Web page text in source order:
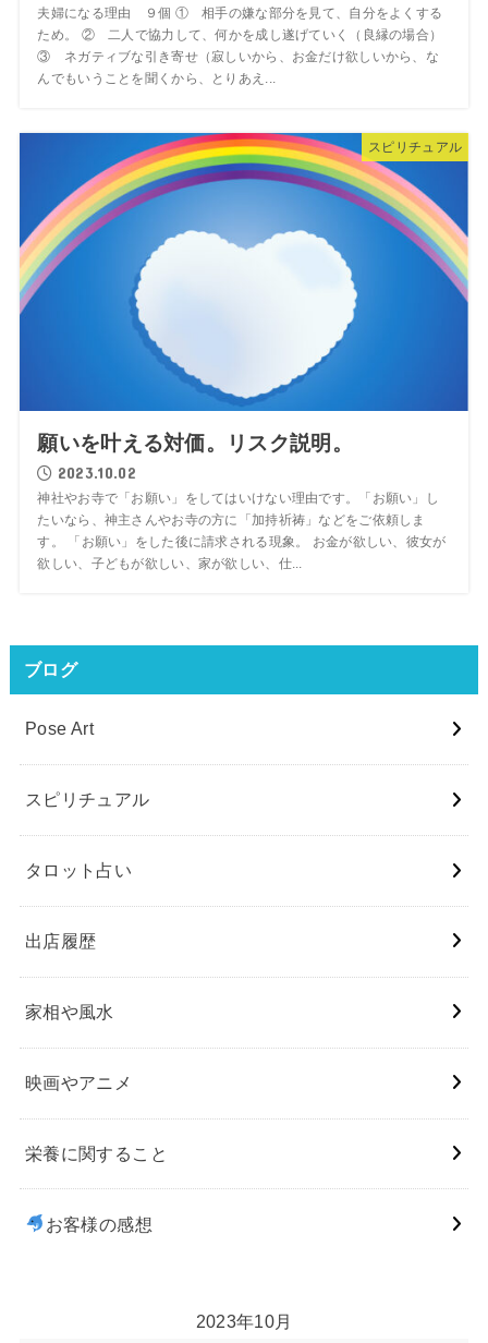
夫婦になる理由 ９個 ① 相手の嫌な部分を見て、自分をよくする
ため。 ② 二人で協力して、何かを成し遂げていく（良縁の場合）
③ ネガティブな引き寄せ（寂しいから、お金だけ欲しいから、な
んでもいうことを聞くから、とりあえ...
スピリチュアル
願いを叶える対価。リスク説明。
2023.10.02
神社やお寺で「お願い」をしてはいけない理由です。「お願い」し
たいなら、神主さんやお寺の方に「加持祈祷」などをご依頼しま
す。 「お願い」をした後に請求される現象。 お金が欲しい、彼女が
欲しい、子どもが欲しい、家が欲しい、仕...
ブログ
Pose Art
スピリチュアル
タロット占い
出店履歴
家相や風水
映画やアニメ
栄養に関すること
お客様の感想
2023年10月